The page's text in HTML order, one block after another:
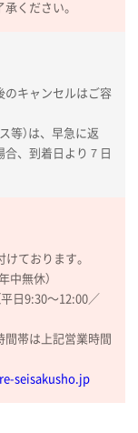
1枚
いるので安心し
枚
ください。
のキャンセルはご容
等）は、早急に返
、到着日より７日
ております。
中無休）
日9:30〜12:00／
間帯は上記営業時間
seisakusho.jp